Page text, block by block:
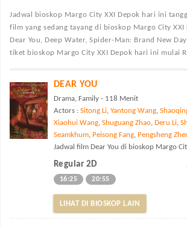
Jadwal bioskop Margo City XXI Depok hari ini
film yang sedang tayang di bioskop Margo City
Dear You, Deep Water, Spider-Man: Brand New
tiket bioskop Margo City XXI Depok hari ini mulai
DEAR YOU
Drama, Family - 118 Menit
Actors : Sitong Li, Yantong Wang,
Xiaohui Wang, Shuguang Zhao, Deru Li,
Seamkhum, Peisong Fang, Pengsheng
Jadwal film Dear You di bioskop Margo
Regular 2D
16:25 20:55
LIHAT DI BIOSKOP LAIN